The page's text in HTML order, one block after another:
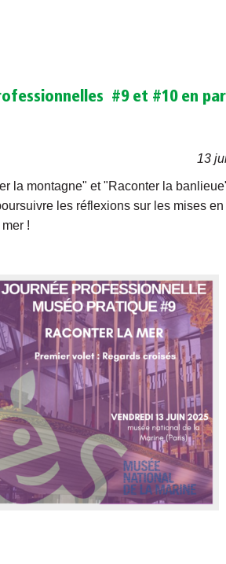
#9 et #10 en
13
la montagne" et "Raconter la
les réflexions sur les mises
!